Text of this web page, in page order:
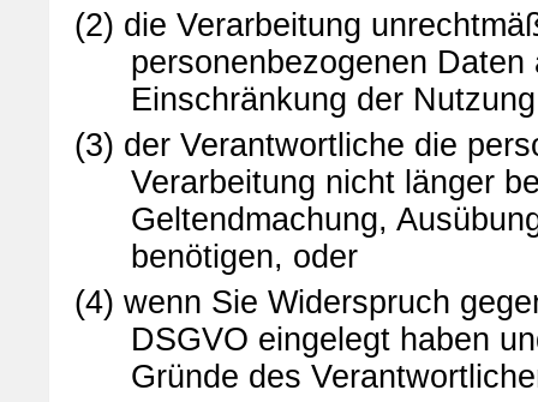
(2) die Verarbeitung
personenbezogenen
Einschränkung der
(3) der Verantwortliche die
Verarbeitung nicht länger
Geltendmachung,
benötigen, oder
(4) wenn Sie Widerspruch
DSGVO eingelegt haben
Gründe des